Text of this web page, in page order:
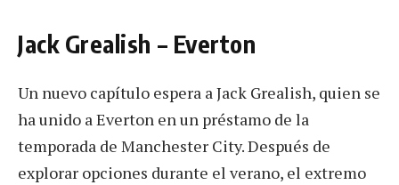
Jack Grealish – Everton
Un nuevo capítulo espera a Jack Grealish, quien se
ha unido a Everton en un préstamo de la
temporada de Manchester City. Después de
explorar opciones durante el verano, el extremo